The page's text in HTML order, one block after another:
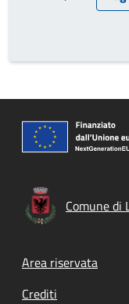
Comune di
Footer
Area riservata
Crediti